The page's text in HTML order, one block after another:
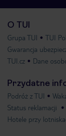
O TUI
Grupa TUI TUI
Gwarancja
TUI.cz
Dane
Przydatne
Podróż z TUI
Status reklamacji
Hotele przy